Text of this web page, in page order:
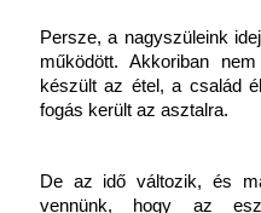
Persze, a nagyszüleink
működött. Akkoriban
készült az étel, a család
fogás került az asztalra.
De az idő változik, és
vennünk, hogy az